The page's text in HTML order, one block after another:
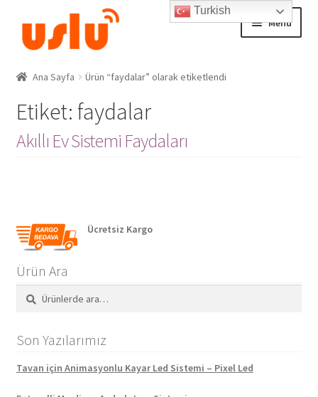
navigation
content
Menu
Ana Sayfa
AKILLI EV ÜRÜNLERİ
Adım Takip Sistemi
İletişim
Ana Sayfa Ürün “faydalar” olarak etiketlendi
Etiket: faydalar
Akıllı Ev Sistemi Faydaları
Ücretsiz Kargo
Ürün Ara
Ara:
Ara
Son Yazılarımız
Tavan için Animasyonlu Kayar Led Sistemi – Pixel Led
Turkish